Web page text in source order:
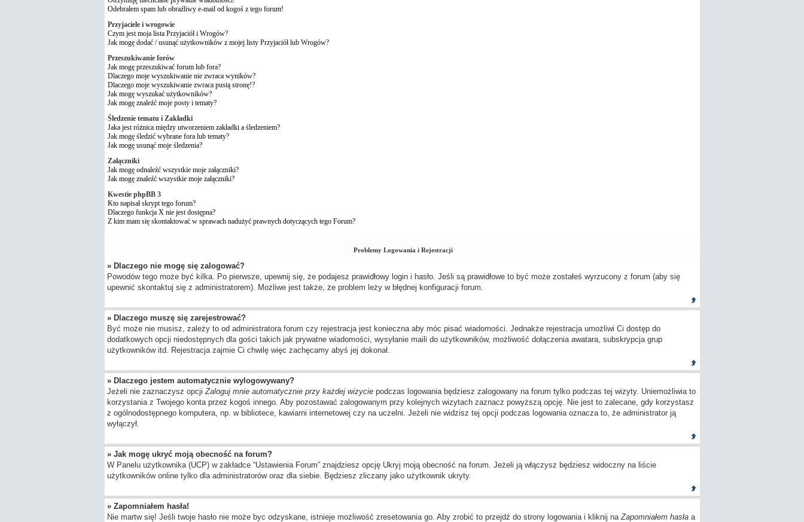
Odebrałem spam lub obraźliwy e-mail od kogoś z tego forum!
Przyjaciele i wrogowie
Czym jest moja lista Przyjaciół i Wrogów?
Jak mogę dodać / usunąć użytkowników z mojej listy Przyjaciół lub Wrogów?
Przeszukiwanie forów
Jak mogę przeszukiwać forum lub fora?
Dlaczego moje wyszukiwanie nie zwraca wyników?
Dlaczego moje wyszukiwanie zwraca pustą stronę!?
Jak mogę wyszukać użytkowników?
Jak mogę znaleźć moje posty i tematy?
Śledzenie tematu i Zakładki
Jaka jest różnica między utworzeniem zakładki a śledzeniem?
Jak mogę śledzić wybrane fora lub tematy?
Jak mogę usunąć moje śledzenia?
Załączniki
Jak mogę odnaleźć wszystkie moje załączniki?
Jak mogę znaleźć wszystkie moje załączniki?
Kwestie phpBB 3
Kto napisał skrypt tego forum?
Dlaczego funkcja X nie jest dostępna?
Z kim mam się skontaktować w sprawach nadużyć prawnych dotyczących tego Forum?
Problemy Logowania i Rejestracji
» Dlaczego nie mogę się zalogować?
Powodów tego może być kilka. Po pierwsze, upewnij się, że podajesz prawidłowy login i hasło. Jeśli są prawidłowe to być może zostałeś wyrzucony z forum (aby się
upewnić skontaktuj się z administratorem). Możliwe jest także, że problem leży w błędnej konfiguracji forum.
» Dlaczego muszę się zarejestrować?
Być może nie musisz, zależy to od administratora forum czy rejestracja jest konieczna aby móc pisać wiadomości. Jednakże rejestracja umożliwi Ci dostęp do
dodatkowych opcji niedostępnych dla gości takich jak prywatne wiadomości, wysyłanie maili do użytkowników, możliwość dołączenia awatara, subskrypcja grup
użytkowników itd. Rejestracja zajmie Ci chwilę więc zachęcamy abyś jej dokonał.
» Dlaczego jestem automatycznie wylogowywany?
Jeżeli nie zaznaczysz opcji Zaloguj mnie automatycznie przy każdej wizyciepodczas logowania będziesz zalogowany na forum tylko podczas tej wizyty. Uniemożliwia to
korzystania z Twojego konta przez kogoś innego. Aby pozostawać zalogowanym przy kolejnych wizytach zaznacz powyższą opcję. Nie jest to zalecane, gdy korzystasz
z ogólnodostępnego komputera, np. w bibliotece, kawiarni internetowej czy na uczelni. Jeżeli nie widzisz tej opcji podczas logowania oznacza to, że administrator ją
wyłączył.
» Jak mogę ukryć moją obecność na forum?
W Panelu użytkownika (UCP) w zakładce “Ustawienia Forum” znajdziesz opcję Ukryj moją obecność na forum. Jeżeli ją włączysz będziesz widoczny na liście
użytkowników online tylko dla administratorów oraz dla siebie. Będziesz zliczany jako użytkownik ukryty.
» Zapomniałem hasła!
Nie martw się! Jeśli twoje hasło nie może byc odzyskane, istnieje możliwość zresetowania go. Aby zrobić to przejdź do strony logowania i kliknij na Zapomniałem hasłaa